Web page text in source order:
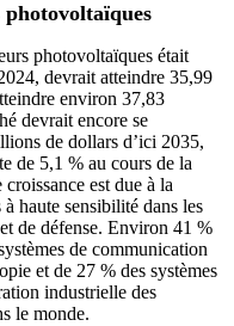
photovoltaïques
photovoltaïques était
devrait atteindre 35,99
environ 37,83
devrait encore se
de dollars d’ici 2035,
de 5,1 % au cours de la
est due à la
haute sensibilité dans les
de défense. Environ 41 %
de communication
et de 27 % des systèmes
industrielle des
le monde.